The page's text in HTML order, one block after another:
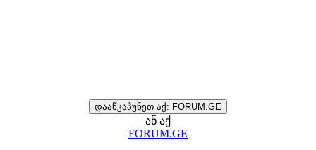
დააწკაპუნეთ აქ: FORUM.GE
ან აქ
FORUM.GE